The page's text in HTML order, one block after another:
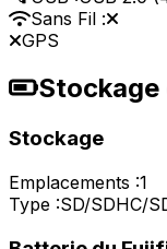
Sans Fil :
GPS
Stockage
Emplacements :1
Type :SD/SDHC/